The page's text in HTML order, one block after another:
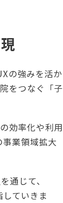
の強みを活か
をつなぐ「子
効率化や利用
業領域拡大
通じて、
ていきま